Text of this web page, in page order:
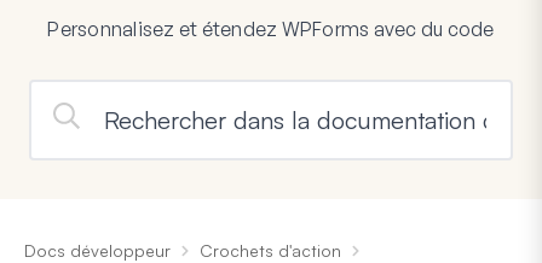
Personnalisez et étendez WPForms avec du code
Docs développeur
Crochets d'action